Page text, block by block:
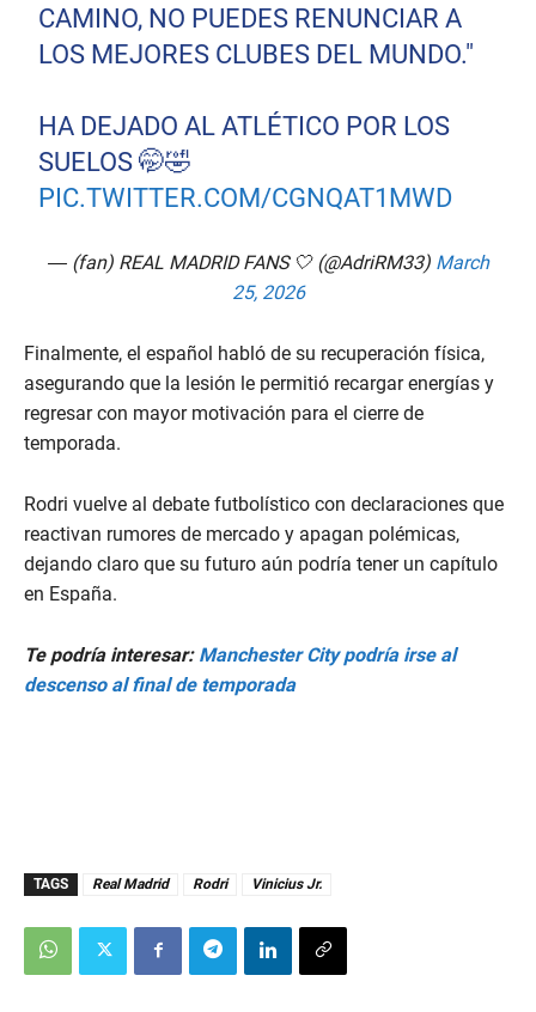
CAMINO, NO PUEDES RENUNCIAR A
LOS MEJORES CLUBES DEL MUNDO."
HA DEJADO AL ATLÉTICO POR LOS
SUELOS 🤭🤣
PIC.TWITTER.COM/CGNQAT1MWD
— (fan) REAL MADRID FANS 🤍 (@AdriRM33) March
25, 2026
Finalmente, el español habló de su recuperación física,
asegurando que la lesión le permitió recargar energías y
regresar con mayor motivación para el cierre de
temporada.
Rodri vuelve al debate futbolístico con declaraciones que
reactivan rumores de mercado y apagan polémicas,
dejando claro que su futuro aún podría tener un capítulo
en España.
Te podría interesar: Manchester City podría irse al
descenso al final de temporada
TAGS Real Madrid Rodri Vinicius Jr.